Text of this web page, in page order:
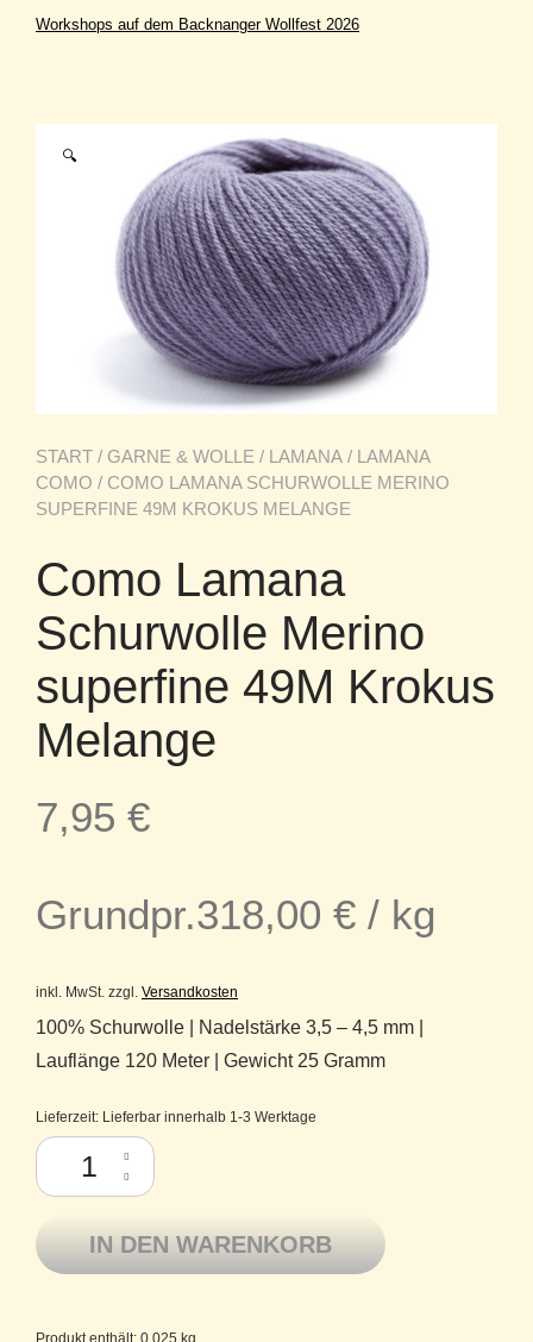
🔍
START / GARNE & WOLLE / LAMANA / LAMANA
COMO / COMO LAMANA SCHURWOLLE MERINO
SUPERFINE 49M KROKUS MELANGE
Como Lamana
Schurwolle Merino
superfine 49M Krokus
Melange
7,95 €
Grundpr.318,00 € / kg
inkl. MwSt. zzgl. Versandkosten
100% Schurwolle | Nadelstärke 3,5 – 4,5 mm |
Lauflänge 120 Meter | Gewicht 25 Gramm
Lieferzeit: Lieferbar innerhalb 1-3 Werktage
Como Lamana Schurwolle Merino superfine 49M Krokus Melange
IN DEN WARENKORB
Produkt enthält: 0,025 kg
Workshops auf dem Backnanger Wollfest 2026